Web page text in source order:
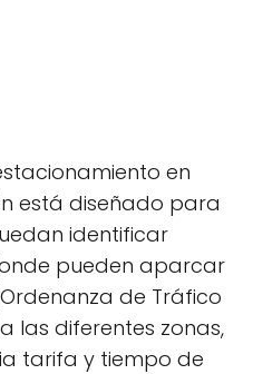
en
está diseñado para
identificar
pueden aparcar
de Tráfico
las diferentes zonas,
tarifa y tiempo de